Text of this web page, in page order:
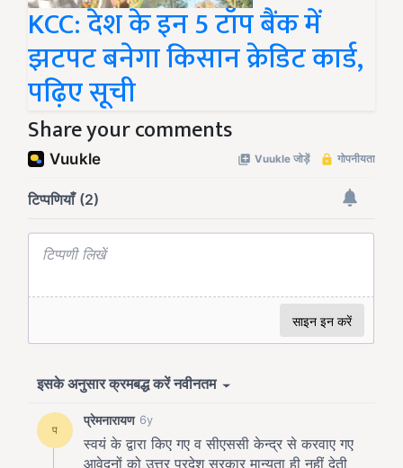
KCC: देश के इन 5 टॉप बैंक में
झटपट बनेगा किसान क्रेडिट कार्ड,
पढ़िए सूची
Share your comments